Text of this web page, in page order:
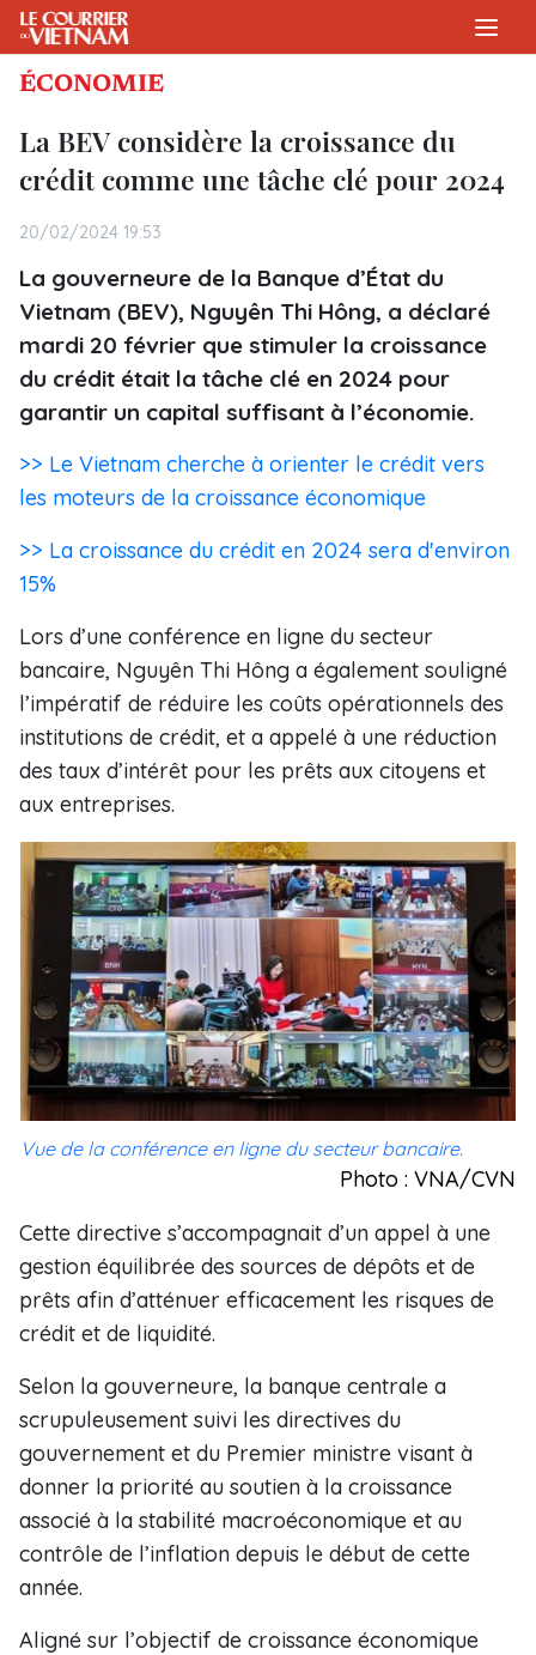
ÉCONOMIE
La BEV considère la croissance du
crédit comme une tâche clé pour 2024
20/02/2024 19:53
La gouverneure de la Banque d’État du
Vietnam (BEV), Nguyên Thi Hông, a déclaré
mardi 20 février que stimuler la croissance
du crédit était la tâche clé en 2024 pour
garantir un capital suffisant à l’économie.
>> Le Vietnam cherche à orienter le crédit vers
les moteurs de la croissance économique
>> La croissance du crédit en 2024 sera d'environ
15%
Lors d’une conférence en ligne du secteur
bancaire, Nguyên Thi Hông a également souligné
l’impératif de réduire les coûts opérationnels des
institutions de crédit, et a appelé à une réduction
des taux d’intérêt pour les prêts aux citoyens et
aux entreprises.
Vue de la conférence en ligne du secteur bancaire.
Photo : VNA/CVN
Cette directive s’accompagnait d’un appel à une
gestion équilibrée des sources de dépôts et de
prêts afin d’atténuer efficacement les risques de
crédit et de liquidité.
Selon la gouverneure, la banque centrale a
scrupuleusement suivi les directives du
gouvernement et du Premier ministre visant à
donner la priorité au soutien à la croissance
associé à la stabilité macroéconomique et au
contrôle de l’inflation depuis le début de cette
année.
Aligné sur l’objectif de croissance économique